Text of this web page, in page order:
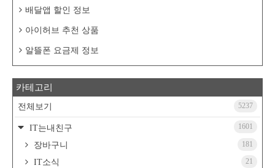
배달앱 할인 정보
아이허브 추천 상품
알뜰폰 요금제 정보
카테고리
전체보기 5237
IT는내친구 1601
장바구니 181
IT소식 21